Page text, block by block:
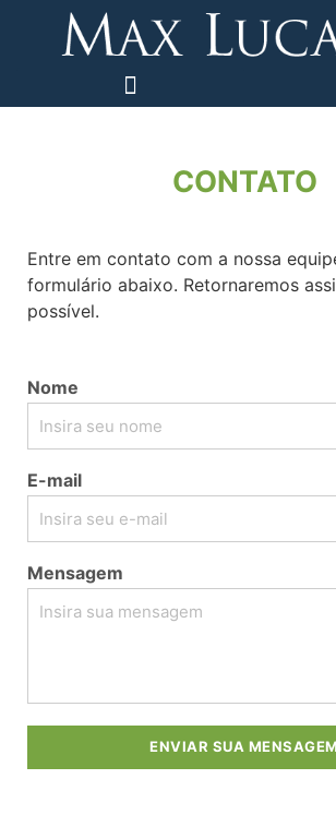
CONTATO
Entre em contato com a nossa
formulário abaixo. Retornaremos
possível.
Nome
E-mail
Mensagem
ENVIAR SUA MENSAGEM